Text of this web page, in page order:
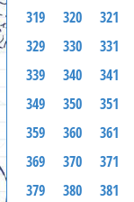
319
320 321
329
330 331
339
340 341
349
350 351
359
360 361
369
370 371
379
380 381